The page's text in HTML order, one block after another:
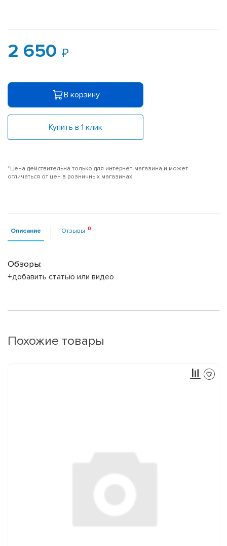
2 650
В корзину
Купить в 1 клик
*Цена действительна только для интернет-магазина и может
отличаться от цен в розничных магазинах
Описание Отзывы
Обзоры:
+добавить статью или видео
Похожие товары